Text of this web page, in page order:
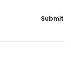
Submit